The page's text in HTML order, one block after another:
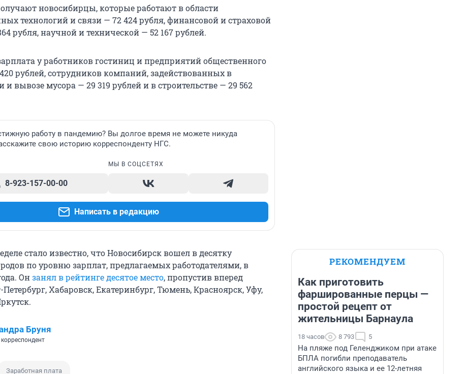
новосибирцы, которые работают в области
технологий и связи — 72 424 рубля, финансовой и страховой
рубля, научной и технической — 52 167 рублей.
у работников гостиниц и предприятий общественного
рублей, сотрудников компаний, задействованных в
и вывозе мусора — 29 319 рублей и в строительстве — 29 562
работу в пандемию? Вы долгое время не можете никуда
свою историю корреспонденту НГС.
8-923-157-00-00
МЫ В СОЦСЕТЯХ
Написать в редакцию
стало известно, что Новосибирск вошел в десятку
по уровню зарплат, предлагаемых работодателями, в
Онзанял в рейтинге десятое место, пропустив вперед
Хабаровск, Екатеринбург, Тюмень, Красноярск, Уфу,
Бруня
Заработная плата
РЕКОМЕНДУЕМ
Как приготовить
фаршированные перцы —
простой рецепт от
жительницы Барнаула
18 часов 8 793 5
На пляже под Геленджиком при атаке
БПЛА погибли преподаватель
английского языка и ее 12-летняя